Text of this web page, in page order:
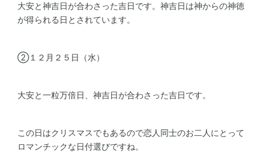
大安と神吉日が合わさった吉日です。神吉日は神からの神徳
が得られる日とされています。
➁１２月２５日（水）
大安と一粒万倍日、神吉日が合わさった吉日です。
この日はクリスマスでもあるので恋人同士のお二人にとって
ロマンチックな日付選びですね。